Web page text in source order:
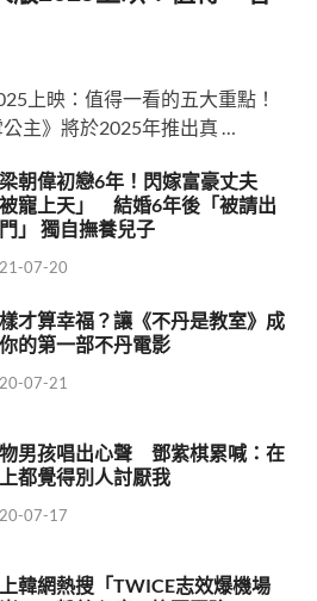
上映：值得一看的五大重點！
主》將於2025年推出真 …
朝偉初戀6年！閃嫁富豪丈夫
被寵上天」 結婚6年後「被請出
」 獨自撫養兒子
07-20
才算幸福？讓《不丹是教室》成
的第一部不丹電影
07-21
男孩唱出心聲 鄧紫棋累喊：在
都覺得別人討厭我
07-17
韓網熱搜「TWICE志效爆機場